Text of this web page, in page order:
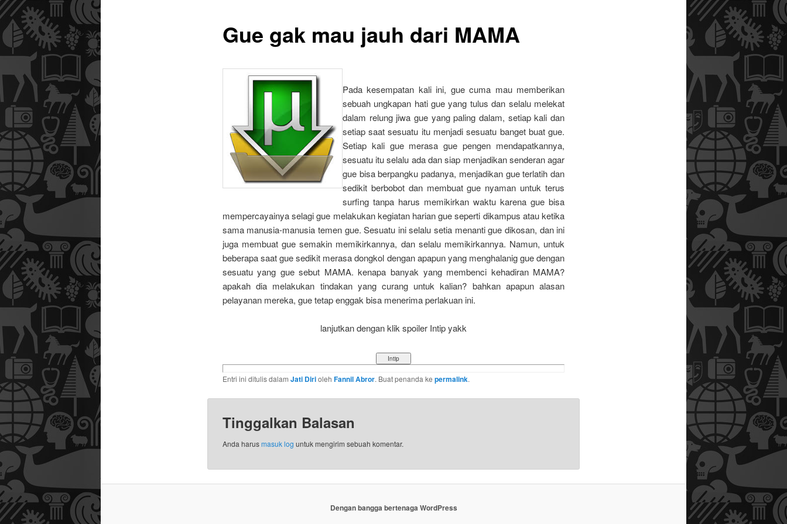
Gue gak mau jauh dari MAMA
Pada kesempatan kali ini, gue cuma mau memberikan
sebuah ungkapan hati gue yang tulus dan selalu melekat
dalam relung jiwa gue yang paling dalam, setiap kali dan
setiap saat sesuatu itu menjadi sesuatu banget buat gue.
Setiap kali gue merasa gue pengen mendapatkannya,
sesuatu itu selalu ada dan siap menjadikan senderan agar
gue bisa berpangku padanya, menjadikan gue terlatih dan
sedikit berbobot dan membuat gue nyaman untuk terus
surfing tanpa harus memikirkan waktu karena gue bisa
mempercayainya selagi gue melakukan kegiatan harian gue seperti dikampus atau ketika
sama manusia-manusia temen gue. Sesuatu ini selalu setia menanti gue dikosan, dan ini
juga membuat gue semakin memikirkannya, dan selalu memikirkannya. Namun, untuk
beberapa saat gue sedikit merasa dongkol dengan apapun yang menghalanig gue dengan
sesuatu yang gue sebut MAMA. kenapa banyak yang membenci kehadiran MAMA?
apakah dia melakukan tindakan yang curang untuk kalian? bahkan apapun alasan
pelayanan mereka, gue tetap enggak bisa menerima perlakuan ini.
lanjutkan dengan klik spoiler Intip yakk
Entri ini ditulis dalam Jati Dirioleh Fannil Abror. Buat penanda ke permalink.
Tinggalkan Balasan
Anda harusmasuk log untuk mengirim sebuah komentar.
Dengan bangga bertenaga WordPress